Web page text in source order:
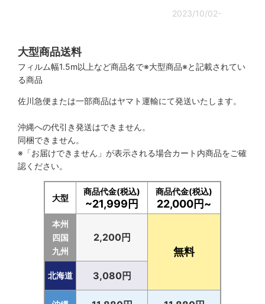
2023/10/02-
大型商品送料
フィルム幅1.5m以上など商品名で※大型商品※と記載されてい
る商品
佐川急便または一部商品はヤマト運輸にて発送いたします。
沖縄への代引き発送はできません。
同梱できません。
※「お届けできません」が表示される場合カート内商品をご確
認ください。
大型
商品代金(税込)
~21,999円
商品代金(税込)
22,000円~
本州
四国
九州
2,200円
無料
北海道 3,080円